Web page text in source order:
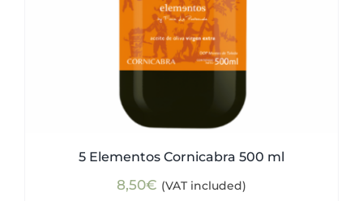
5 Elementos Cornicabra 500 ml
8,50€ (VAT included)